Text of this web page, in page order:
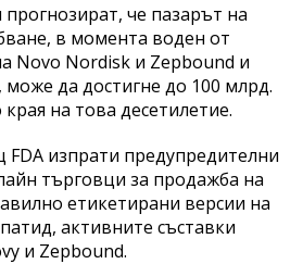
че пазарът на
в момента воден от
Novo Nordisk и Zepbound и
да достигне до 100 млрд.
на това десетилетие.
изпрати предупредителни
търговци за продажба на
етикетирани версии на
активните съставки
и Zepbound.